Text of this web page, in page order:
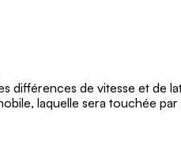
différences de vitesse et de
laquelle sera touchée